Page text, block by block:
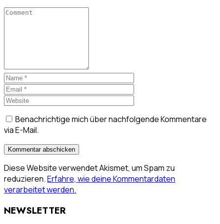
Benachrichtige mich über nachfolgende Kommentare
via E-Mail.
Diese Website verwendet Akismet, um Spam zu
reduzieren.Erfahre, wie deine Kommentardaten
verarbeitet werden.
NEWSLETTER